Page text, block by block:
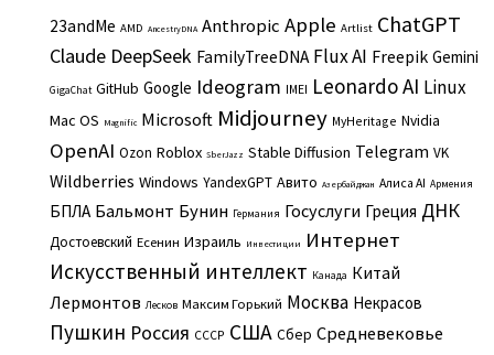
23andMe AMD AncestryDNA Anthropic Apple Artlist ChatGPT
Claude DeepSeek FamilyTreeDNA Flux AI Freepik Gemini
GigaChat GitHub Google Ideogram IMEI Leonardo AI Linux
Mac OS Magnific Microsoft Midjourney MyHeritage Nvidia
OpenAI Ozon Roblox SberJazz Stable Diffusion Telegram VK
Wildberries Windows YandexGPT Авито Азербайджан Алиса AI Армения
БПЛА Бальмонт Бунин Германия Госуслуги Греция ДНК
Достоевский Есенин Израиль Инвестиции Интернет
Искусственный интеллект Канада Китай
Лермонтов Лесков Максим Горький Москва Некрасов
Пушкин Россия СССР США Сбер Средневековье